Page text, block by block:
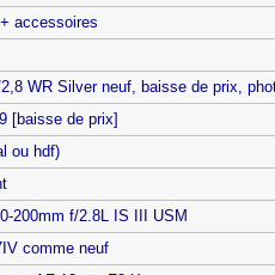
accessoires
WR Silver neuf, baisse de prix,
[baisse de prix]
ou hdf)
200mm f/2.8L IS III USM
comme neuf